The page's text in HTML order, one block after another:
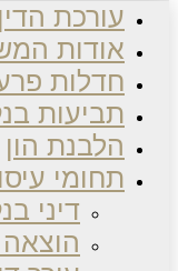
עורכת הדין
אודות
חדלות
תביעות
הלבנת הון
תחומי עיסוק
דיני
הוצאה